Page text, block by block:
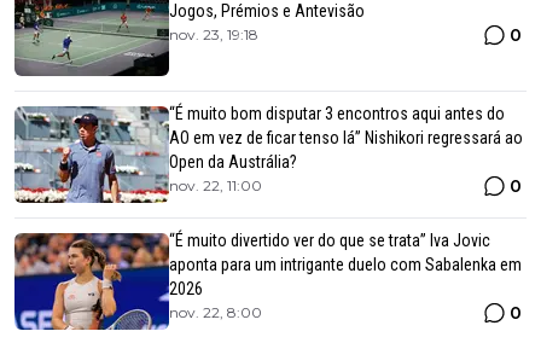
Jogos, Prémios e Antevisão
nov. 23, 19:18 0
“É muito bom disputar 3 encontros aqui antes do
AO em vez de ficar tenso lá” Nishikori regressará ao
Open da Austrália?
nov. 22, 11:00 0
“É muito divertido ver do que se trata” Iva Jovic
aponta para um intrigante duelo com Sabalenka em
2026
nov. 22, 8:00 0